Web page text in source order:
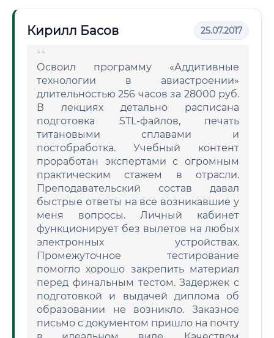
Кирилл Басов 25.07.2017
Освоил программу «Аддитивные
технологии в авиастроении»
длительностью 256 часов за 28000 руб.
В лекциях детально расписана
подготовка STL-файлов, печать
титановыми сплавами и
постобработка. Учебный контент
проработан экспертами с огромным
практическим стажем в отрасли.
Преподавательский состав давал
быстрые ответы на все возникавшие у
меня вопросы. Личный кабинет
функционирует без вылетов на любых
электронных устройствах.
Промежуточное тестирование
помогло хорошо закрепить материал
перед финальным тестом. Задержек с
подготовкой и выдачей диплома об
образовании не возникло. Заказное
письмо с документом пришло на почту